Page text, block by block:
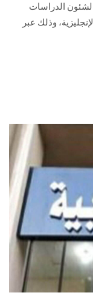
لشئون الدراسات
وذلك عبر